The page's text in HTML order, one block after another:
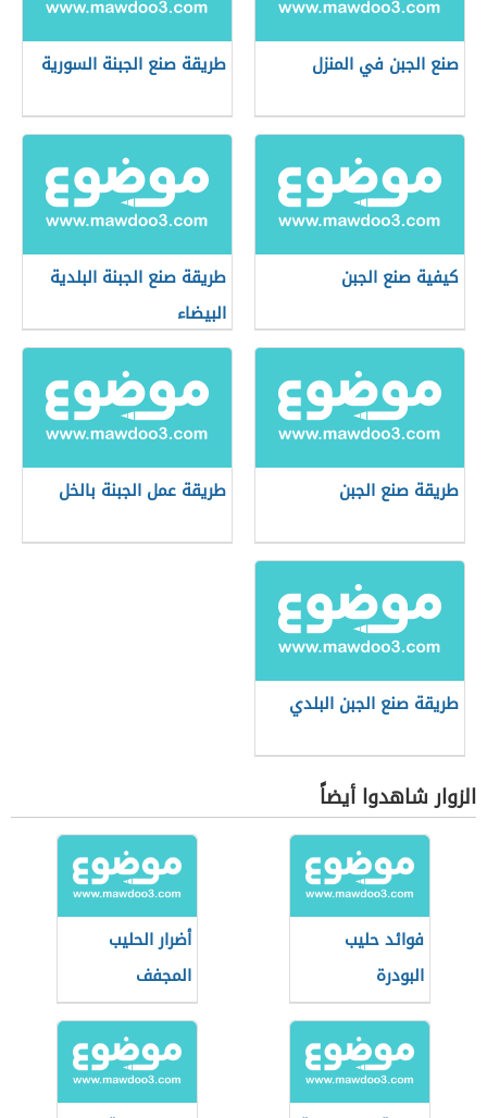
صنع الجبن في المنزل طريقة صنع الجبنة السورية
كيفية صنع الجبن
طريقة صنع الجبنة البلدية
البيضاء
طريقة صنع الجبن طريقة عمل الجبنة بالخل
طريقة صنع الجبن البلدي
الزوار شاهدوا أيضاً
فوائد حليب
البودرة
أضرار الحليب
المجفف